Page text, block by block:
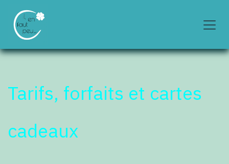
Se rendre au contenu
Tarifs, forfaits et cartes
cadeaux